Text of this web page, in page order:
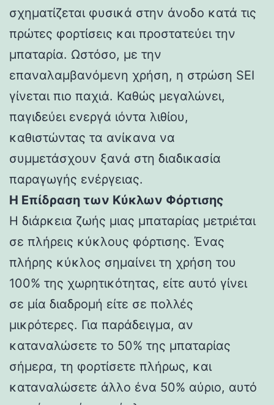
σχηματίζεται φυσικά στην άνοδο κατά τις
πρώτες φορτίσεις και προστατεύει την
μπαταρία. Ωστόσο, με την
επαναλαμβανόμενη χρήση, η στρώση SEI
γίνεται πιο παχιά. Καθώς μεγαλώνει,
παγιδεύει ενεργά ιόντα λιθίου,
καθιστώντας τα ανίκανα να
συμμετάσχουν ξανά στη διαδικασία
παραγωγής ενέργειας.
Η Επίδραση των Κύκλων Φόρτισης
Η διάρκεια ζωής μιας μπαταρίας μετριέται
σε πλήρεις κύκλους φόρτισης. Ένας
πλήρης κύκλος σημαίνει τη χρήση του
100% της χωρητικότητας, είτε αυτό γίνει
σε μία διαδρομή είτε σε πολλές
μικρότερες. Για παράδειγμα, αν
καταναλώσετε το 50% της μπαταρίας
σήμερα, τη φορτίσετε πλήρως, και
καταναλώσετε άλλο ένα 50% αύριο, αυτό